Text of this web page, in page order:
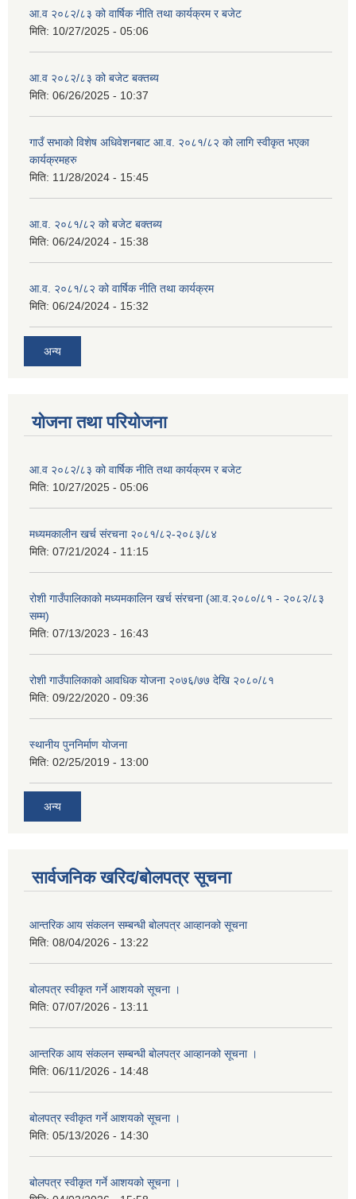
आ.व २०८२/८३ को वार्षिक नीति तथा कार्यक्रम र बजेट
मिति: 10/27/2025 - 05:06
आ.व २०८२/८३ को बजेट बक्तब्य
मिति: 06/26/2025 - 10:37
गाउँ सभाको विशेष अधिवेशनबाट आ.व. २०८१/८२ को लागि स्वीकृत भएका
कार्यक्रमहरु
मिति: 11/28/2024 - 15:45
आ.व. २०८१/८२ को बजेट बक्तब्य
मिति: 06/24/2024 - 15:38
आ.व. २०८१/८२ को वार्षिक नीति तथा कार्यक्रम
मिति: 06/24/2024 - 15:32
अन्य
योजना तथा परियोजना
आ.व २०८२/८३ को वार्षिक नीति तथा कार्यक्रम र बजेट
मिति: 10/27/2025 - 05:06
मध्यमकालीन खर्च संरचना २०८१/८२-२०८३/८४
मिति: 07/21/2024 - 11:15
रोशी गाउँपालिकाको मध्यमकालिन खर्च संरचना (आ.व.२०८०/८१ - २०८२/८३
सम्म)
मिति: 07/13/2023 - 16:43
रोशी गाउँपालिकाको आवधिक योजना २०७६/७७ देखि २०८०/८१
मिति: 09/22/2020 - 09:36
स्थानीय पुननिर्माण योजना
मिति: 02/25/2019 - 13:00
अन्य
सार्वजनिक खरिद/बोलपत्र सूचना
आन्तरिक आय संकलन सम्बन्धी बोलपत्र आव्हानको सूचना
मिति: 08/04/2026 - 13:22
बोलपत्र स्वीकृत गर्ने आशयको सूचना ।
मिति: 07/07/2026 - 13:11
आन्तरिक आय संकलन सम्बन्धी बोलपत्र आव्हानको सूचना ।
मिति: 06/11/2026 - 14:48
बोलपत्र स्वीकृत गर्ने आशयको सूचना ।
मिति: 05/13/2026 - 14:30
बोलपत्र स्वीकृत गर्ने आशयको सूचना ।